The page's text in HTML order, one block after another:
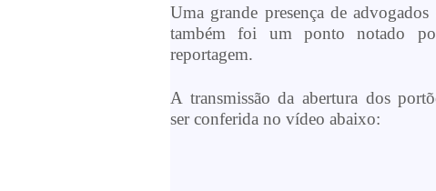
Uma grande presença de advogados
também foi um ponto notado
reportagem.
A transmissão da abertura dos
ser conferida no vídeo abaixo: